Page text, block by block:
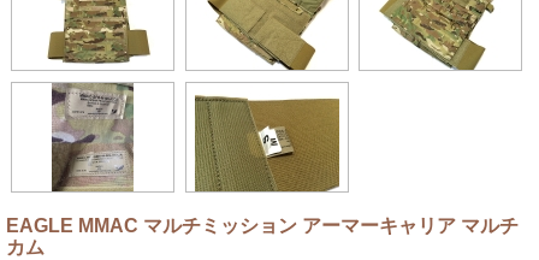
EAGLE MMAC マルチミッション アーマーキャリア マルチ
カム